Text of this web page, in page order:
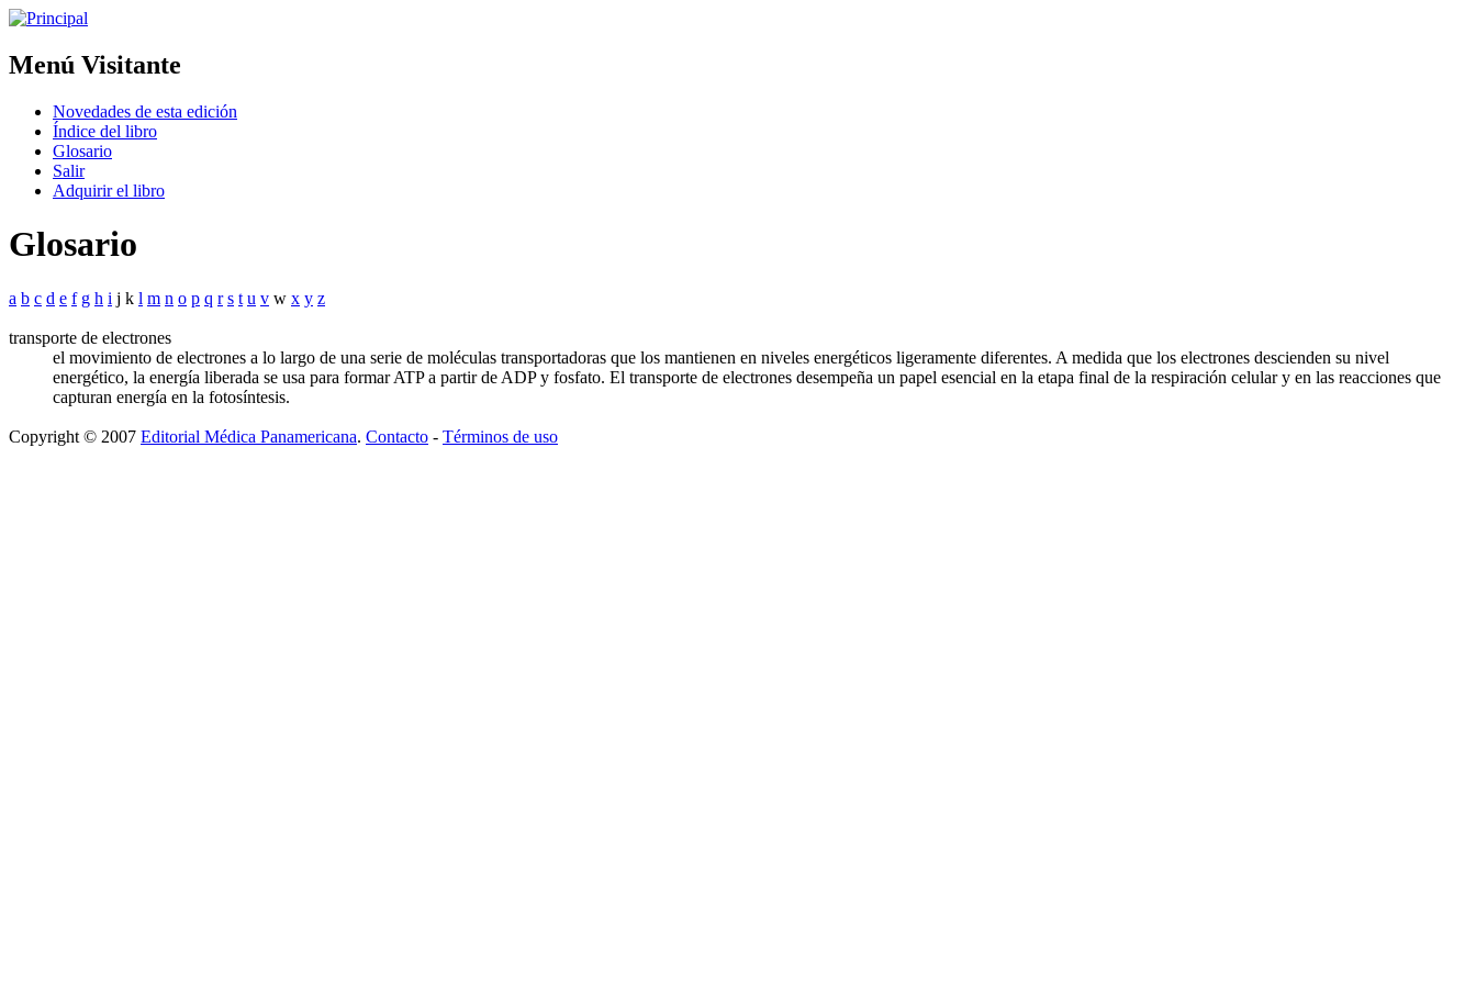
Menú Visitante
Novedades de esta edición
Índice del libro
Glosario
Salir
Adquirir el libro
Glosario
a b c d e f g h i j k l m n o p q r s t u v w x y z
transporte de electrones
el movimiento de electrones a lo largo de una serie de moléculas transportadoras que los mantienen en niveles energéticos ligeramente diferentes. A medida que los electrones descienden su nivel
energético, la energía liberada se usa para formar ATP a partir de ADP y fosfato. El transporte de electrones desempeña un papel esencial en la etapa final de la respiración celular y en las reacciones que
capturan energía en la fotosíntesis.
Copyright © 2007 Editorial Médica Panamericana. Contacto - Términos de uso